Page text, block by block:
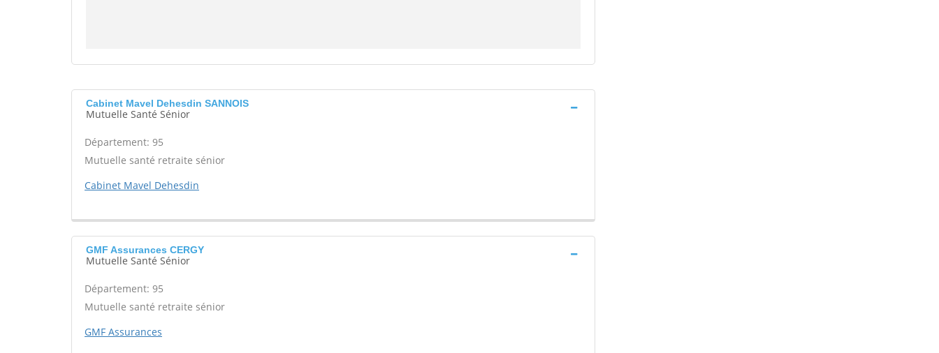
Cabinet Mavel Dehesdin SANNOIS
Mutuelle Santé Sénior
Département: 95
Mutuelle santé retraite sénior
Cabinet Mavel Dehesdin
GMF Assurances CERGY
Mutuelle Santé Sénior
Département: 95
Mutuelle santé retraite sénior
GMF Assurances